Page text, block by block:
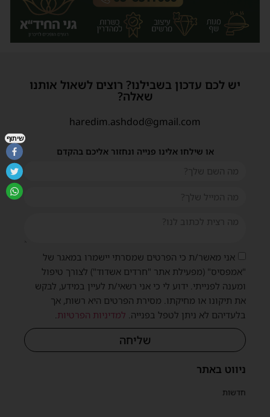
ניווט באתר
חדשות
יש לכם עדכון בשבילנו? רוצים לשאול אותנו
שאלה?
haredim.ashdod@gmail.com
או שילחו אלינו פנייה ונחזור אליכם בהקדם
אני מאשר/ת כי הפרטים שמסרתי יישמרו במאגר של
"אמפסיס" (מפעילת אתר "חרדים אשדוד") לצורך טיפול
ומענה לפנייתי. ידוע לי כי אני רשאי/ת לעיין במידע, לבקש
את תיקונו או מחיקתו. מסירת הפרטים היא רשות, אך
בלעדיהם לא ניתן לטפל בפנייה. למדיניות הפרטיות.
שליחה
שיתוף